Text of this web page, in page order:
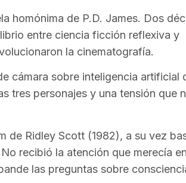
homónima de P.D. James. Dos
entre ciencia ficción reflexiva y
la cinematografía.
cámara sobre inteligencia artificial
tres personajes y una tensión que
de Ridley Scott (1982), a su vez
recibió la atención que merecía
las preguntas sobre